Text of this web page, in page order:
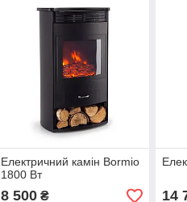
Електричний камін Bormio
1800 Вт
8 500₴ 14